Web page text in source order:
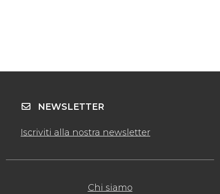
Chi siamo
NEWSLETTER
Iscriviti alla nostra newsletter